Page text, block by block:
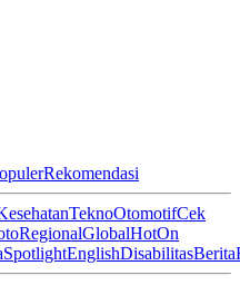
Rekomendasi
TeknoOtomotifCek
RegionalGlobalHotOn
SpotlightEnglishDisabilitasBerita